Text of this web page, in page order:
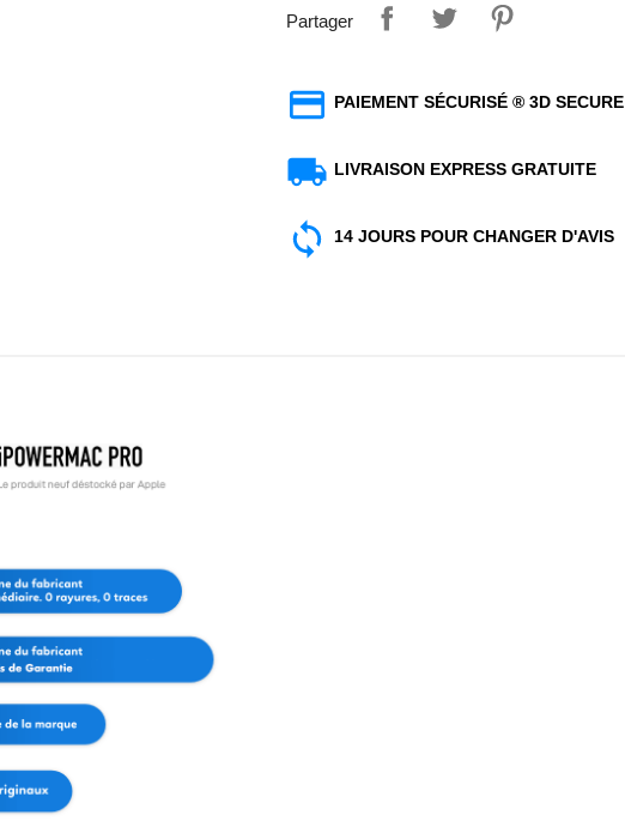
Partager
PAIEMENT SÉCURISÉ ® 3D SECURE
LIVRAISON EXPRESS GRATUITE
14 JOURS POUR CHANGER D'AVIS